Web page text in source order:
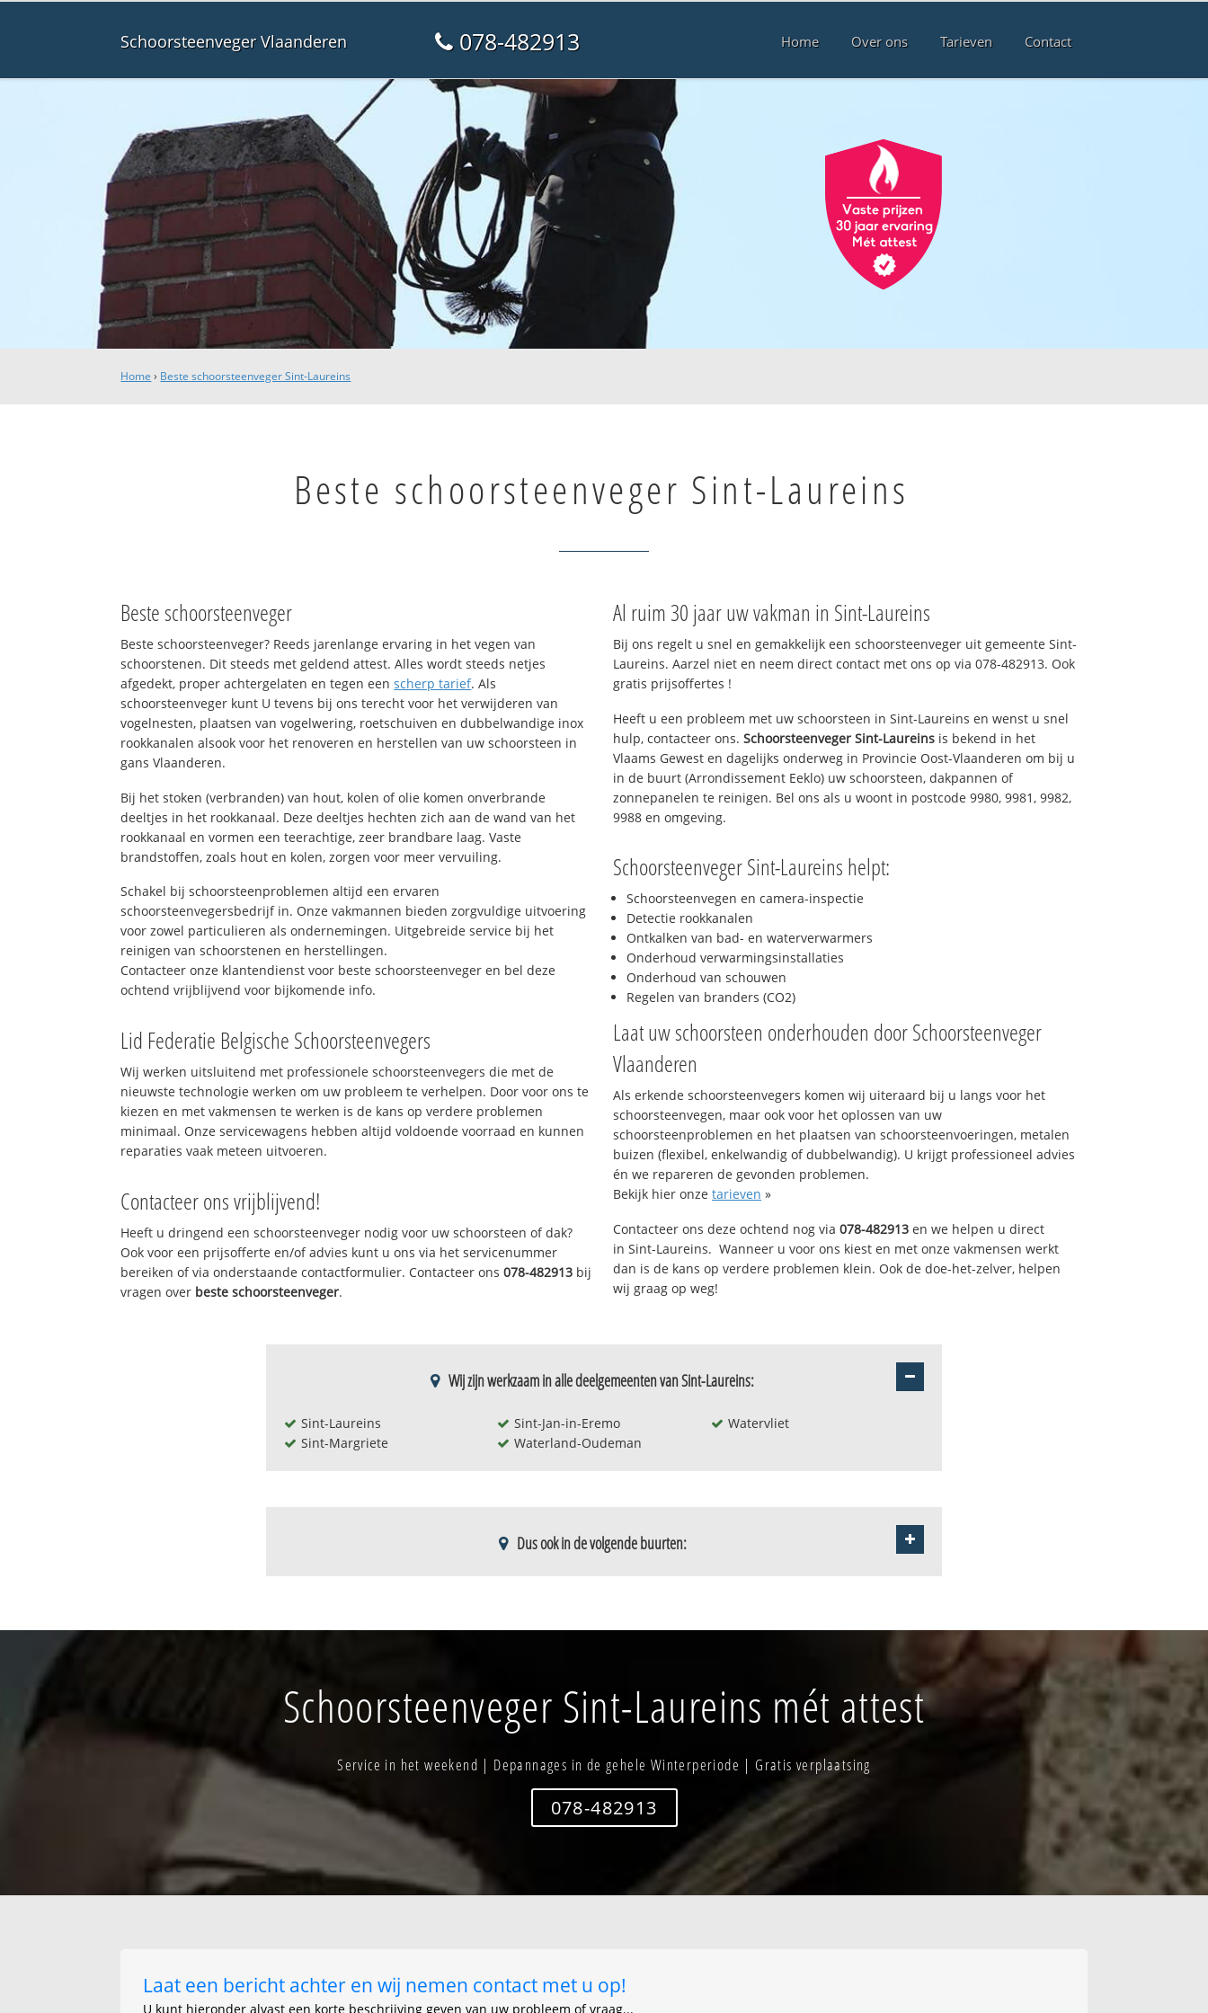
Schoorsteenveger Vlaanderen 078-482913 Home Over ons Tarieven Contact
Home › Beste schoorsteenveger Sint-Laureins
Beste schoorsteenveger Sint-Laureins
Beste schoorsteenveger
Beste schoorsteenveger? Reeds jarenlange ervaring in het vegen van
schoorstenen. Dit steeds met geldend attest. Alles wordt steeds netjes
afgedekt, proper achtergelaten en tegen eenscherp tarief. Als
schoorsteenveger kunt U tevens bij ons terecht voor het verwijderen van
vogelnesten, plaatsen van vogelwering, roetschuiven en dubbelwandige inox
rookkanalen alsook voor het renoveren en herstellen van uw schoorsteen in
gans Vlaanderen.
Bij het stoken (verbranden) van hout, kolen of olie komen onverbrande
deeltjes in het rookkanaal. Deze deeltjes hechten zich aan de wand van het
rookkanaal en vormen een teerachtige, zeer brandbare laag. Vaste
brandstoffen, zoals hout en kolen, zorgen voor meer vervuiling.
Schakel bij schoorsteenproblemen altijd een ervaren
schoorsteenvegersbedrijf in. Onze vakmannen bieden zorgvuldige uitvoering
voor zowel particulieren als ondernemingen. Uitgebreide service bij het
reinigen van schoorstenen en herstellingen.
Contacteer onze klantendienst voor beste schoorsteenveger en bel deze
ochtend vrijblijvend voor bijkomende info.
Lid Federatie Belgische Schoorsteenvegers
Wij werken uitsluitend met professionele schoorsteenvegers die met de
nieuwste technologie werken om uw probleem te verhelpen. Door voor ons te
kiezen en met vakmensen te werken is de kans op verdere problemen
minimaal. Onze servicewagens hebben altijd voldoende voorraad en kunnen
reparaties vaak meteen uitvoeren.
Contacteer ons vrijblijvend!
Heeft u dringend een schoorsteenveger nodig voor uw schoorsteen of dak?
Ook voor een prijsofferte en/of advies kunt u ons via het servicenummer
bereiken of via onderstaande contactformulier. Contacteer ons078-482913 bij
vragen over beste schoorsteenveger.
Al ruim 30 jaar uw vakman in Sint-Laureins
Bij ons regelt u snel en gemakkelijk een schoorsteenveger uit gemeente Sint-
Laureins. Aarzel niet en neem direct contact met ons op via 078-482913. Ook
gratis prijsoffertes !
Heeft u een probleem met uw schoorsteen in Sint-Laureins en wenst u snel
hulp, contacteer ons. Schoorsteenveger Sint-Laureins is bekend in het
Vlaams Gewest en dagelijks onderweg in Provincie Oost-Vlaanderen om bij u
in de buurt (Arrondissement Eeklo) uw schoorsteen, dakpannen of
zonnepanelen te reinigen. Bel ons als u woont in postcode 9980, 9981, 9982,
9988 en omgeving.
Schoorsteenveger Sint-Laureins helpt:
Schoorsteenvegen en camera-inspectie
Detectie rookkanalen
Ontkalken van bad- en waterverwarmers
Onderhoud verwarmingsinstallaties
Onderhoud van schouwen
Regelen van branders (CO2)
Laat uw schoorsteen onderhouden door Schoorsteenveger
Vlaanderen
Als erkende schoorsteenvegers komen wij uiteraard bij u langs voor het
schoorsteenvegen, maar ook voor het oplossen van uw
schoorsteenproblemen en het plaatsen van schoorsteenvoeringen, metalen
buizen (flexibel, enkelwandig of dubbelwandig). U krijgt professioneel advies
én we repareren de gevonden problemen.
Bekijk hier onze tarieven »
Contacteer ons deze ochtend nog via 078-482913 en we helpen u direct
in Sint-Laureins. Wanneer u voor ons kiest en met onze vakmensen werkt
dan is de kans op verdere problemen klein. Ook de doe-het-zelver, helpen
wij graag op weg!
Wij zijn werkzaam in alle deelgemeenten van Sint-Laureins:
Sint-Laureins
Sint-Margriete
Sint-Jan-in-Eremo
Waterland-Oudeman
Watervliet
Dus ook in de volgende buurten:
Schoorsteenveger Sint-Laureins mét attest
Service in het weekend | Depannages in de gehele Winterperiode | Gratis verplaatsing
078-482913
Laat een bericht achter en wij nemen contact met u op!
U kunt hieronder alvast een korte beschrijving geven van uw probleem of vraag...